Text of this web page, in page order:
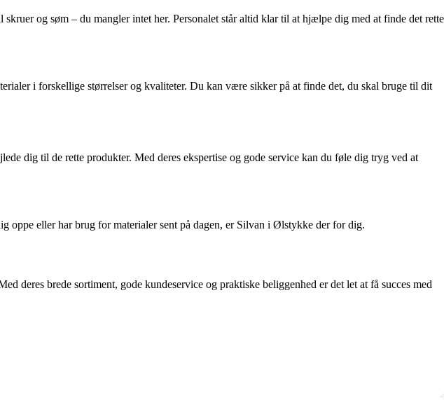
og søm – du mangler intet her. Personalet står altid klar til at hjælpe dig med at finde det rette
i forskellige størrelser og kvaliteter. Du kan være sikker på at finde det, du skal bruge til dit
dig til de rette produkter. Med deres ekspertise og gode service kan du føle dig tryg ved at
oppe eller har brug for materialer sent på dagen, er Silvan i Ølstykke der for dig.
deres brede sortiment, gode kundeservice og praktiske beliggenhed er det let at få succes med